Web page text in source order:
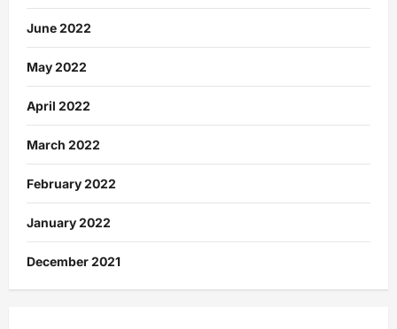
June 2022
May 2022
April 2022
March 2022
February 2022
January 2022
December 2021